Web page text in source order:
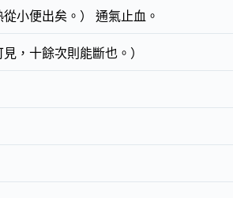
小便出矣。） 通氣止血。
，十餘次則能斷也。）